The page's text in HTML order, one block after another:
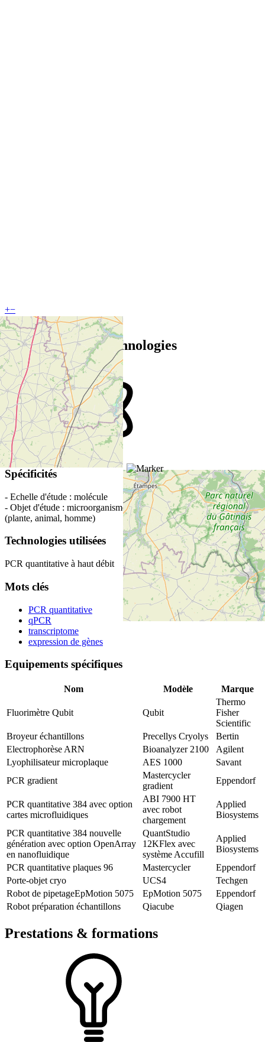
+−
Leaflet
Equipements et technologies
Spécificités
- Echelle d'étude : molécule
- Objet d'étude : microorganismes (virus, bactérie), pan-espèces
(plante, animal, homme)
Technologies utilisées
PCR quantitative à haut débit
Mots clés
PCR quantitative
qPCR
transcriptome
expression de gènes
Equipements spécifiques
Nom Modèle Marque
Fluorimètre Qubit Qubit
Thermo
Fisher
Scientific
Broyeur échantillons
Precellys Cryolys
Bertin
Electrophorèse ARN
Bioanalyzer 2100
Agilent
Lyophilisateur microplaque
AES 1000
Savant
PCR gradient
Mastercycler
gradient
Eppendorf
PCR quantitative 384 avec option
cartes microfluidiques
ABI 7900 HT
avec robot
chargement
Applied
Biosystems
PCR quantitative 384 nouvelle
génération avec option OpenArray
en nanofluidique
QuantStudio
12KFlex avec
système Accufill
Applied
Biosystems
PCR quantitative plaques 96
Mastercycler
Eppendorf
Porte-objet cryo
UCS4
Techgen
Robot de pipetageEpMotion 5075
EpMotion 5075
Eppendorf
Robot préparation échantillons
Qiacube Qiagen
Prestations & formations